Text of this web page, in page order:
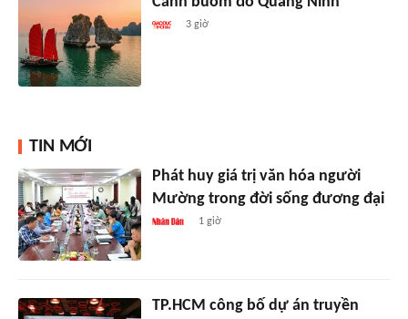
3 giờ
TIN MỚI
Phát huy giá trị văn hóa người
Mường trong đời sống đương đại
1 giờ
TP.HCM công bố dự án truyền